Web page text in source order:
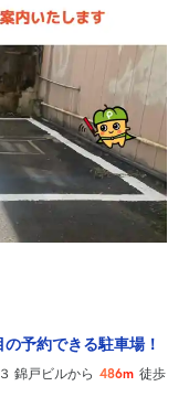
予約できる駐車場！
錦戸ビルから 486m 徒歩